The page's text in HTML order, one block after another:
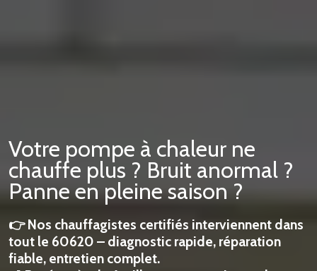
Votre pompe à chaleur ne
chauffe plus ? Bruit anormal ?
Panne en pleine saison ?
👉 Nos chauffagistes certifiés interviennent dans
tout le 60620 – diagnostic rapide, réparation
fiable, entretien complet.